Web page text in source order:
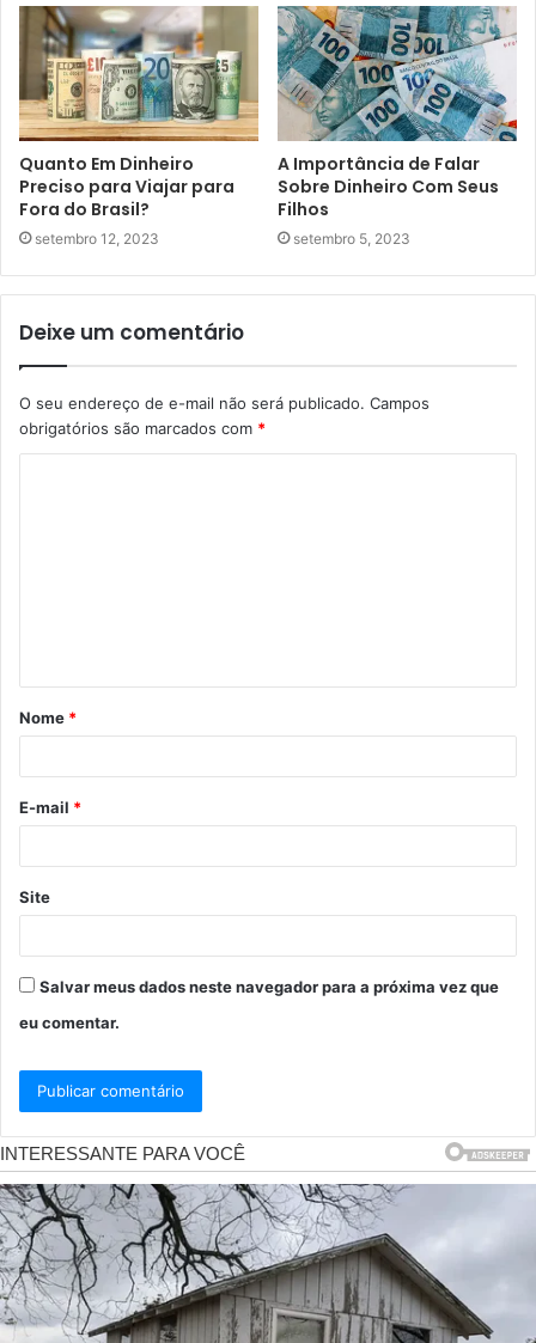
Quanto Em Dinheiro
Preciso para Viajar para
Fora do Brasil?
setembro 12, 2023
A Importância de Falar
Sobre Dinheiro Com Seus
Filhos
setembro 5, 2023
Deixe um comentário
O seu endereço de e-mail não será publicado. Campos
obrigatórios são marcados com *
á
r
*
Nome *
E-mail *
Site
Salvar meus dados neste navegador para a próxima vez que
eu comentar.